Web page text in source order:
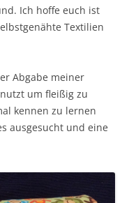
Ich hoffe euch ist
Textilien
Abgabe meiner
um fleißig zu
kennen zu lernen
ausgesucht und eine